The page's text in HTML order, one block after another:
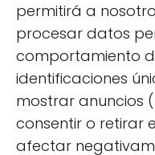
permitirá a
procesar datos
comportamiento
identificaciones
mostrar anuncios
consentir o retirar
afectar
Es recomendable
productos que
son no
estás eligiendo
salud de tu piel.